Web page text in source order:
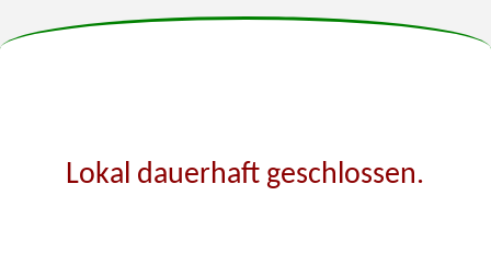
Lokal dauerhaft geschlossen.